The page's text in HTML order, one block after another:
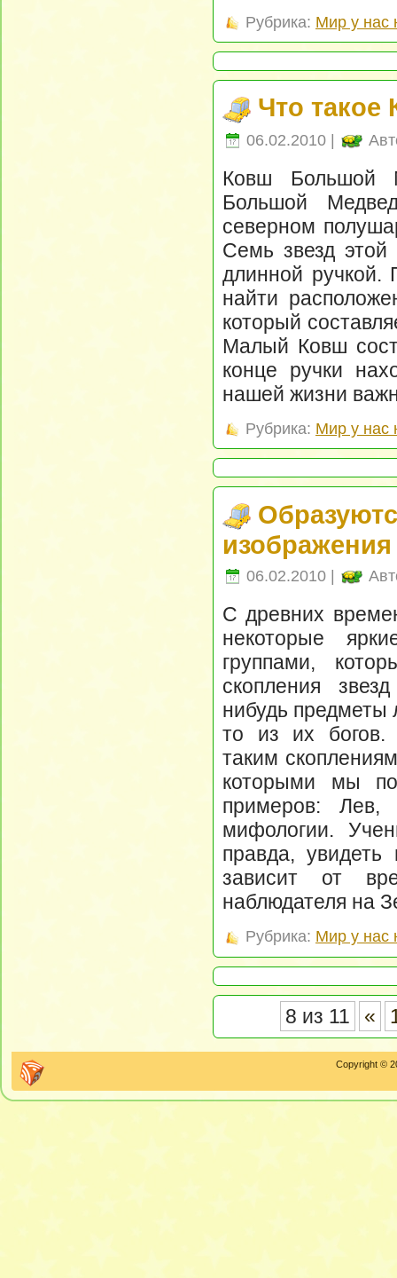
Рубрика: Мир у нас
Что
06.02.2010 |
Ковш Большой
Большой
северном
Семь звезд
длинной
найти
который
Малый Ковш
конце ручки
нашей жизни
Рубрика: Мир у нас
изображения
06.02.2010 |
С древних
некоторые
группами,
скопления
нибудь предметы
то из их богов.
таким
которыми мы
примеров: Лев,
мифологии.
правда,
зависит от
наблюдателя на
Рубрика: Мир у нас
8 из 11 «
Copyright ©